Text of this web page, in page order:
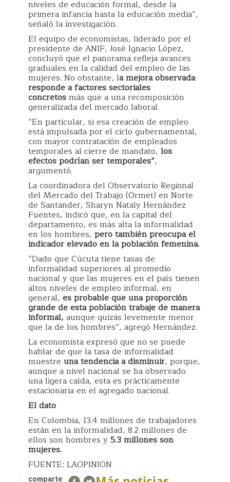
niveles de educación formal, desde la
primera infancia hasta la educación media”,
señaló la investigación.
El equipo de economistas, liderado por el
presidente de ANIF, José Ignacio López,
concluyó que el panorama refleja avances
graduales en la calidad del empleo de las
mujeres. No obstante, la mejora observada
responde a factores sectoriales
concretosmás que a una recomposición
generalizada del mercado laboral.
“En particular, si esa creación de empleo
está impulsada por el ciclo gubernamental,
con mayor contratación de empleados
temporales al cierre de mandato, los
efectos podrían ser temporales”,
argumentó.
La coordinadora del Observatorio Regional
del Mercado del Trabajo (Ormet) en Norte
de Santander, Sharyn Nataly Hernández
Fuentes, indicó que, en la capital del
departamento, es más alta la informalidad
en los hombres, pero también preocupa el
indicador elevado en la población femenina.
“Dado que Cúcuta tiene tasas de
informalidad superiores al promedio
nacional y que las mujeres en el país tienen
altos niveles de empleo informal, en
general, es probable que una proporción
grande de esta población trabaje de manera
informal, aunque quizás levemente menor
que la de los hombres”, agregó Hernández.
La economista expresó que no se puede
hablar de que la tasa de informalidad
muestre una tendencia a disminuir, porque,
aunque a nivel nacional se ha observado
una ligera caída, esta es prácticamente
estacionaria en el agregado nacional.
El dato
En Colombia, 13.4 millones de trabajadores
están en la informalidad, 8.2 millones de
ellos son hombres y5.3 millones son
mujeres.
FUENTE: LAOPINION
comparte